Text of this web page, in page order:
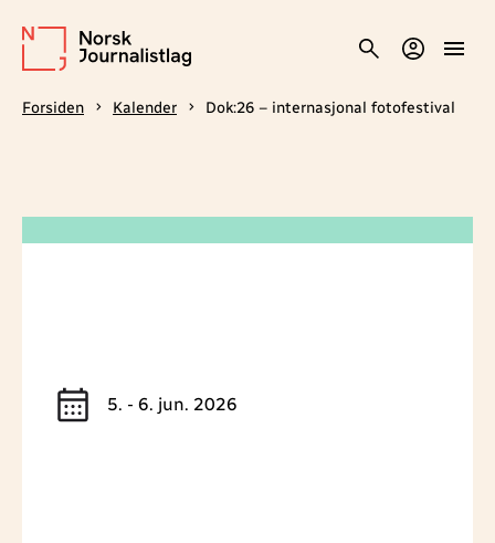
Forsiden Kalender Dok:26 – internasjonal fotofestival
5. - 6. jun. 2026